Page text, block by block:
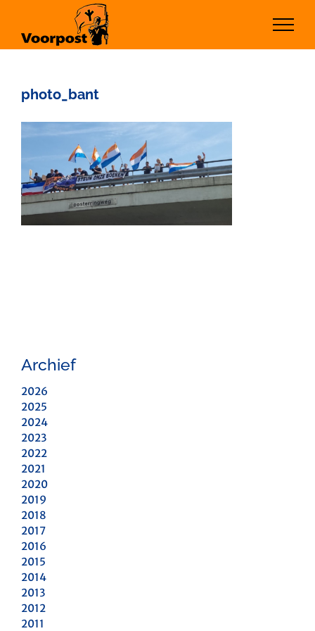
inhoud
photo_bant
Archief
2026
2025
2024
2023
2022
2021
2020
2019
2018
2017
2016
2015
2014
2013
2012
2011